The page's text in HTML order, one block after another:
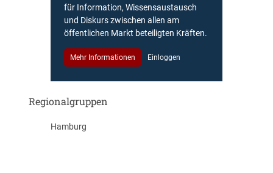
für Information, Wissensaustausch
und Diskurs zwischen allen am
öffentlichen Markt beteiligten Kräften.
Mehr Informationen Einloggen
Regionalgruppen
Hamburg